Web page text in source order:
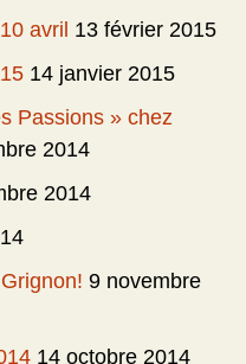
avril 13 février 2015
14 janvier 2015
Passions » chez
2014
2014
9 novembre
14 octobre 2014